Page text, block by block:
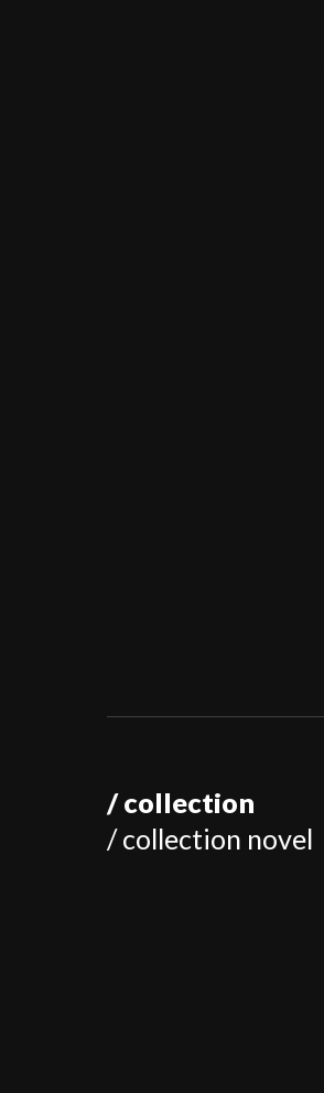
/ collection
/ collection novel